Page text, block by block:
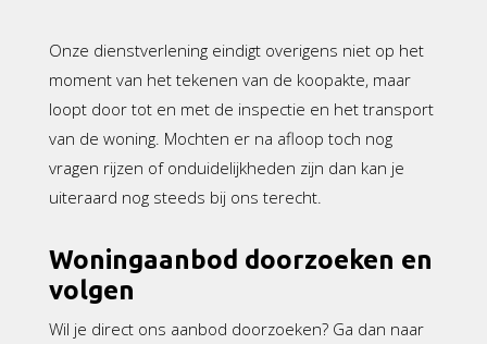
Onze dienstverlening eindigt overigens niet op het
moment van het tekenen van de koopakte, maar
loopt door tot en met de inspectie en het transport
van de woning. Mochten er na afloop toch nog
vragen rijzen of onduidelijkheden zijn dan kan je
uiteraard nog steeds bij ons terecht.
Woningaanbod doorzoeken en
volgen
Wil je direct ons aanbod doorzoeken? Ga dan naar